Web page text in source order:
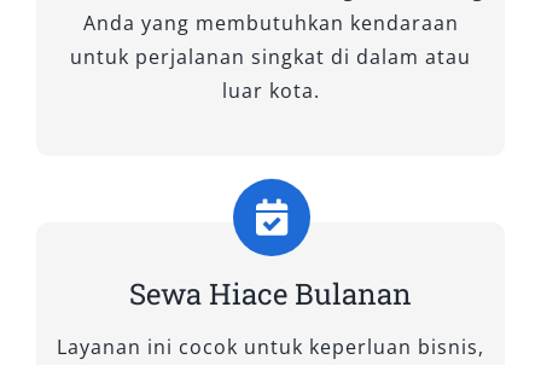
untuk menjaga suasana tetap nyaman selama
perjalanan. Suspensi lembut membantu
mengurangi guncangan di jalan, membuat
kenyamanan, rental Hiace Premio menjadi opsi
tepat untuk berbagai rute, baik dalam kota
2. Hiace Premio Luxury
Anda yang membutuhkan kendaraan
untuk perjalanan singkat di dalam atau
luar kota.
Sewa Hiace Bulanan
Layanan ini cocok untuk keperluan bisnis,